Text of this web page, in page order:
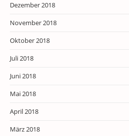
Dezember 2018
November 2018
Oktober 2018
Juli 2018
Juni 2018
Mai 2018
April 2018
März 2018